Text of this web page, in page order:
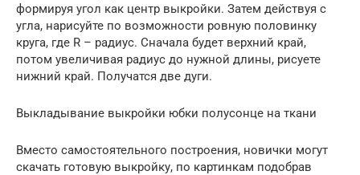
формируя угол как центр выкройки. Затем действуя с
угла, нарисуйте по возможности ровную половинку
круга, где R – радиус. Сначала будет верхний край,
потом увеличивая радиус до нужной длины, рисуете
нижний край. Получатся две дуги.
Выкладывание выкройки юбки полусонце на ткани
Вместо самостоятельного построения, новички могут
скачать готовую выкройку, по картинкам подобрав